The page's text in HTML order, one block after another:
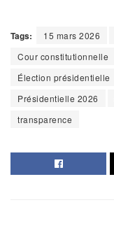
Tags: 15 mars 2026
Cour constitutionnelle
Élection présidentielle
Présidentielle 2026
transparence